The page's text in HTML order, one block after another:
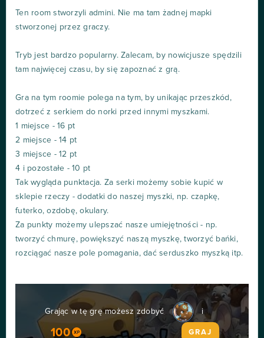
Ten room stworzyli admini. Nie ma tam żadnej mapki
stworzonej przez graczy.
Tryb jest bardzo popularny. Zalecam, by nowicjusze spędzili
tam najwięcej czasu, by się zapoznać z grą.
Gra na tym roomie polega na tym, by unikając przeszkód,
dotrzeć z serkiem do norki przed innymi myszkami.
1 miejsce - 16 pt
2 miejsce - 14 pt
3 miejsce - 12 pt
4 i pozostałe - 10 pt
Tak wygląda punktacja. Za serki możemy sobie kupić w
sklepie rzeczy - dodatki do naszej myszki, np. czapkę,
futerko, ozdobę, okulary.
Za punkty możemy ulepszać nasze umiejętności - np.
tworzyć chmurę, powiększyć naszą myszkę, tworzyć bańki,
rozciągać nasze pole pomagania, dać serduszko myszką itp.
Grając w tę grę możesz zdobyć i
100 GRAJ